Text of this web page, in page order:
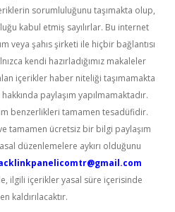
sorumluluğunu taşımakta olup,
kabul etmiş sayılırlar. Bu internet
veya şahıs şirketi ile hiçbir bağlantısı
kendi hazırladığımız makaleler
içerikler haber niteliği taşımamakta
paylaşım yapılmamaktadır.
benzerlikleri tamamen tesadüfidir.
tamamen ücretsiz bir bilgi paylaşım
düzenlemelere aykırı olduğunu
ilgili içerikler yasal süre içerisinde
kaldırılacaktır.